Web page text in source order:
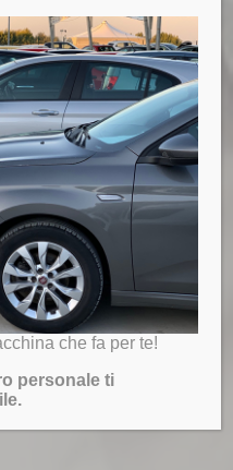
che fa per te!
personale ti